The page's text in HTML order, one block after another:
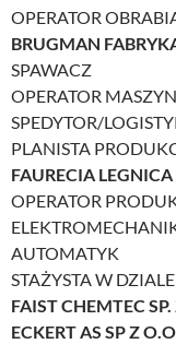
OPERATOR
BRUGMAN
SPAWACZ
OPERATOR MASZYN
SPEDYTOR/
PLANISTA
FAURECIA LEGNICA
OPERATOR
AUTOMATYK
STAŻYSTA W
FAIST CHEMTEC
ECKERT AS SP Z